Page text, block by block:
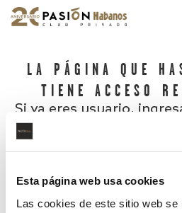
Esta página web usa cookies
Las cookies de este sitio web se
LA PÁGINA QUE
TIENE ACCESO
Si ya eres usuario,